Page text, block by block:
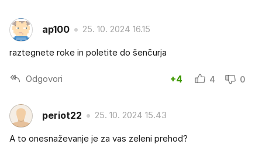
ap100 25. 10. 2024 16.15
raztegnete roke in poletite do šenčurja
Odgovori +4 4 0
periot22 25. 10. 2024 15.43
A to onesnaževanje je za vas zeleni prehod?